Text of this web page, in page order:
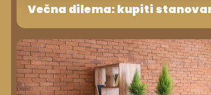
Večna dilema: kupiti